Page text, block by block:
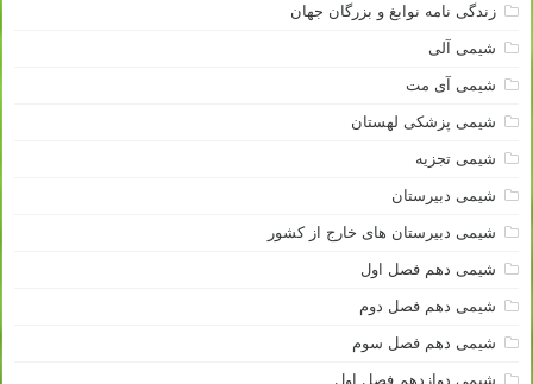
زندگی نامه نوابغ و بزرگان جهان
شیمی آلی
شیمی آی مت
شیمی پزشکی لهستان
شیمی تجزیه
شیمی دبیرستان
شیمی دبیرستان های خارج از کشور
شیمی دهم فصل اول
شیمی دهم فصل دوم
شیمی دهم فصل سوم
شیمی دوازدهم فصل اول